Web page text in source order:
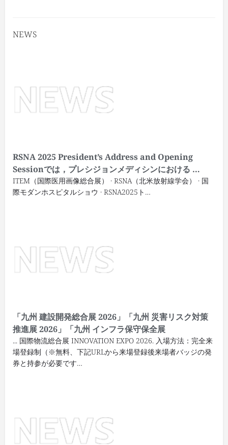
NEWS
RSNA 2025 President’s Address and Opening
Sessionでは，プレシジョンメディシンにおける …
ITEM（国際医用画像総合展） · RSNA（北米放射線学会） · 国
際モダンホスピタルショウ · RSNA2025ト…
「九州 建設開発総合展 2026」「九州 災害リスク対策
推進展 2026」「九州 インフラ保守保全展
... 国際物流総合展 INNOVATION EXPO 2026. 入場方法：完全来
場登録制（※無料、下記URLから来場登録後来場者バッジの発
券と持参が必要です…